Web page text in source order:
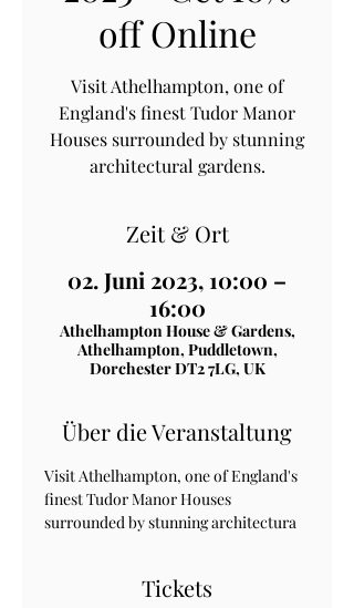
off Online
Visit Athelhampton, one of
England's finest Tudor Manor
Houses surrounded by stunning
architectural gardens.
Zeit & Ort
02. Juni 2023, 10:00 –
16:00
Athelhampton House & Gardens,
Athelhampton, Puddletown,
Dorchester DT2 7LG, UK
Über die Veranstaltung
Visit Athelhampton, one of England's
finest Tudor Manor Houses
surrounded by stunning architectura
Tickets